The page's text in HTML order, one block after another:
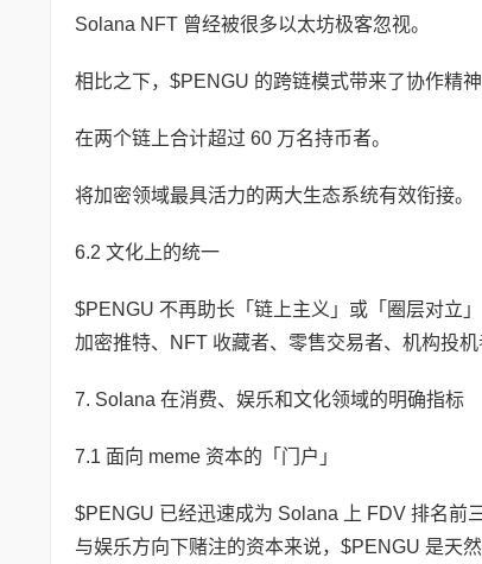
Solana NFT 曾经被很多以太坊极客忽视。
相比之下，$PENGU 的跨链模式带来了协作精
在两个链上合计超过 60 万名持币者。
将加密领域最具活力的两大生态系统有效衔接。
6.2 文化上的统一
$PENGU 不再助长「链上主义」或「圈层对立
加密推特、NFT 收藏者、零售交易者、机构投
7. Solana 在消费、娱乐和文化领域的明确指标
7.1 面向 meme 资本的「门户」
$PENGU 已经迅速成为 Solana 上 FDV 排名前
与娱乐方向下赌注的资本来说，$PENGU 是天然